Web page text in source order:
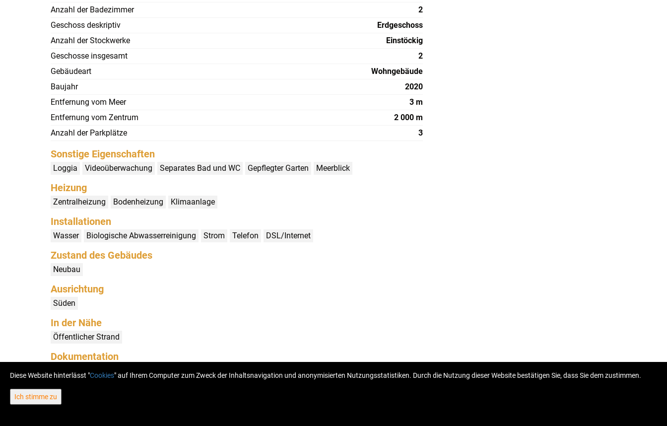
Anzahl der Badezimmer
2
Geschoss deskriptiv
Erdgeschoss
Anzahl der Stockwerke
Einstöckig
Geschosse insgesamt
2
Gebäudeart
Wohngebäude
Baujahr
2020
Entfernung vom Meer
3 m
Entfernung vom Zentrum
2 000 m
Anzahl der Parkplätze
3
Sonstige Eigenschaften
Loggia Videoüberwachung Separates Bad und WC Gepflegter Garten Meerblick
Heizung
Zentralheizung Bodenheizung Klimaanlage
Installationen
Wasser Biologische Abwasserreinigung Strom Telefon DSL/Internet
Zustand des Gebäudes
Neubau
Ausrichtung
Süden
In der Nähe
Öffentlicher Strand
Dokumentation
Baugenehmigung Nutzungsgenehmigung Gebäudeaufteilungsplan Eigentümerliste
Diese Website hinterlässt "Cookies" auf Ihrem Computer zum Zweck der Inhaltsnavigation und anonymisierten Nutzungsstatistiken. Durch die Nutzung dieser Website bestätigen Sie, dass Sie dem zustimmen.
Ich stimme zu